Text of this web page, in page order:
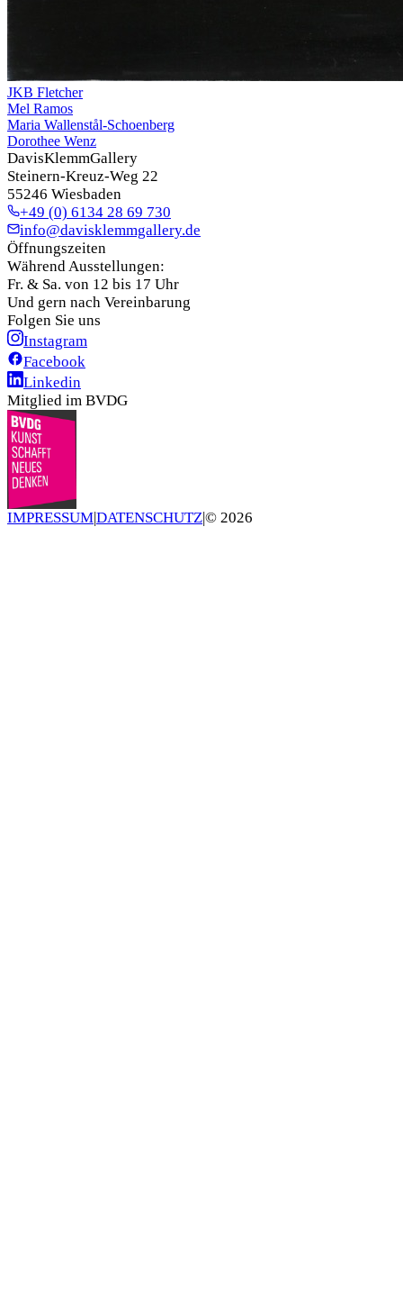
JKB Fletcher
Mel Ramos
Maria Wallenstål-Schoenberg
Dorothee Wenz
DavisKlemmGallery
Steinern-Kreuz-Weg 22
55246 Wiesbaden
+49 (0) 6134 28 69 730
info@davisklemmgallery.de
Öffnungszeiten
Während Ausstellungen:
Fr. & Sa. von 12 bis 17 Uhr
Und gern nach Vereinbarung
Folgen Sie uns
Instagram
Facebook
Linkedin
Mitglied im BVDG
IMPRESSUM|DATENSCHUTZ|© 2026